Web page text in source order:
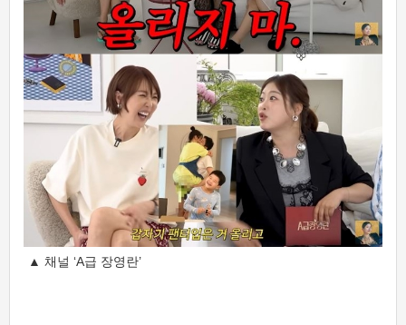
▲ 채널 ‘A급 장영란’